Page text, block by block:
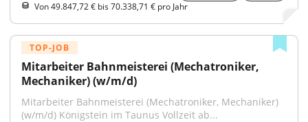
Von 49.847,72 € bis 70.338,71 € pro Jahr
TOP-JOB
Mitarbeiter Bahnmeisterei (Mechatroniker,
Mechaniker) (w/m/d)
Mitarbeiter Bahnmeisterei (Mechatroniker, Mechaniker)
(w/m/d) Königstein im Taunus Vollzeit ab...